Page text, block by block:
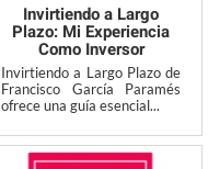
Invirtiendo a Largo
Plazo: Mi Experiencia
Como Inversor
Invirtiendo a Largo Plazo de
Francisco García Paramés
ofrece una guía esencial...